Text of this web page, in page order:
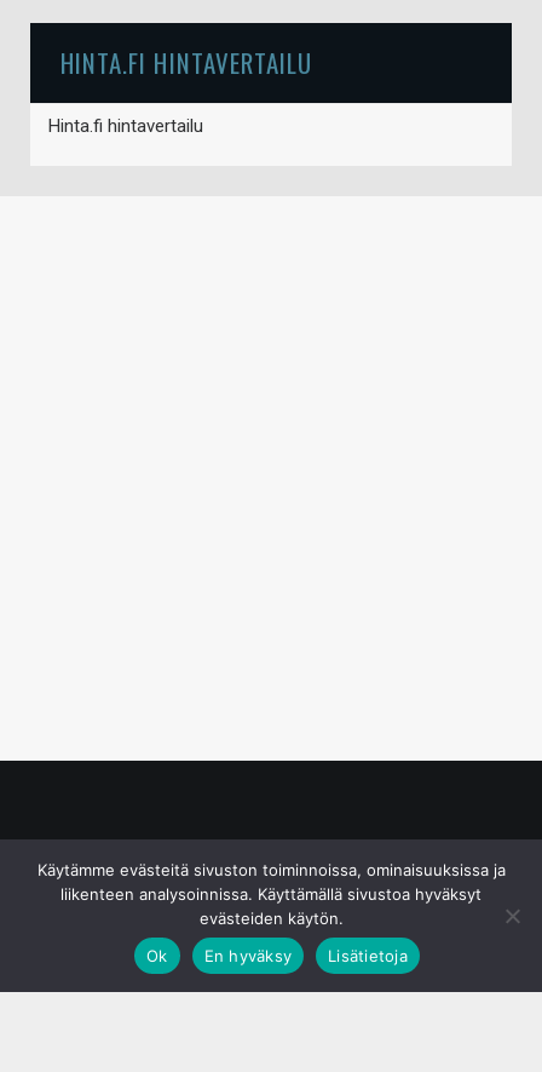
HINTA.FI HINTAVERTAILU
Hinta.fi hintavertailu
Käytämme evästeitä sivuston toiminnoissa, ominaisuuksissa ja
liikenteen analysoinnissa. Käyttämällä sivustoa hyväksyt
evästeiden käytön.
Ok
En hyväksy Lisätietoja